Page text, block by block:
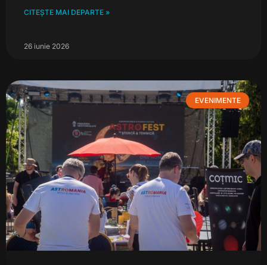
CITEȘTE MAI DEPARTE »
26 iunie 2026
EVENIMENTE